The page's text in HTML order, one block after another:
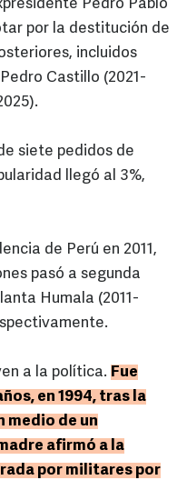
Pedro Pablo
por la destitución de
incluidos
Castillo (2021-
siete pedidos de
llegó al 3%,
de Perú en 2011,
pasó a segunda
Humala (2011-
a la política. Fue
en 1994, tras la
medio de un
afirmó a la
por militares por